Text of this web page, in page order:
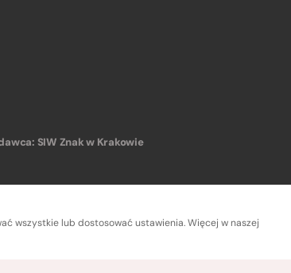
SIW Znak w Krakowie
wszystkie lub dostosować ustawienia. Więcej w naszej